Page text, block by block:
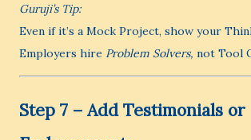
Guruji’s Tip:
Even if it’s a Mock Project, show your
Employers hire Problem Solvers, not Tool
Step 7 – Add Testimonials or